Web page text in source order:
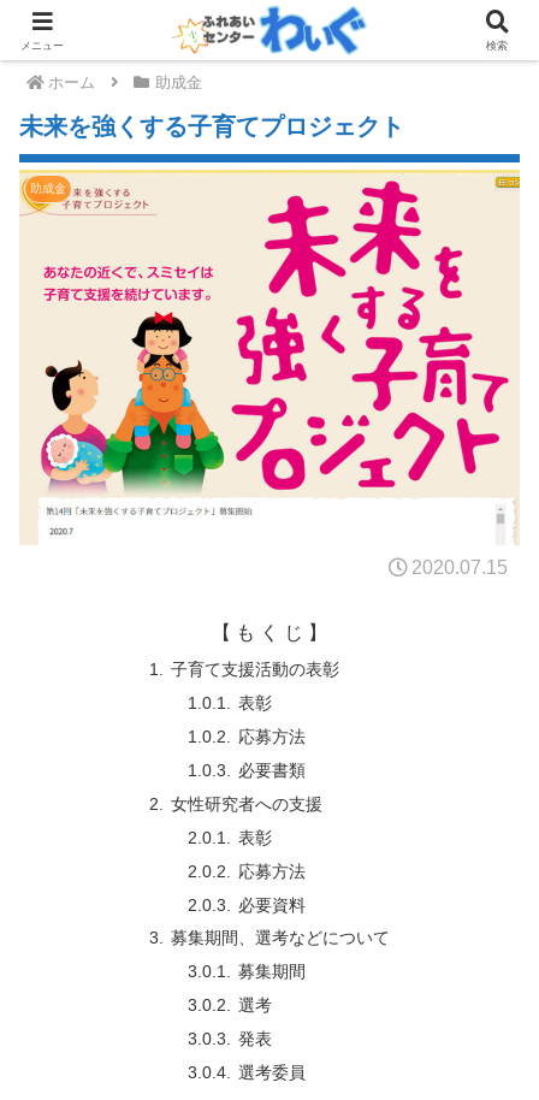
ホーム 助成金
未来を強くする子育てプロジェクト
助成金
2020.07.15
【 も く じ 】
子育て支援活動の表彰
表彰
応募方法
必要書類
女性研究者への支援
表彰
応募方法
必要資料
募集期間、選考などについて
募集期間
選考
発表
選考委員
メニュー 検索